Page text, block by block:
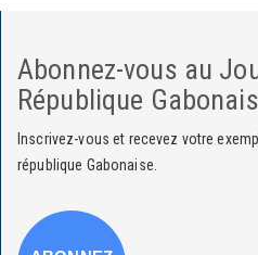
Abonnez-vous au
République
Inscrivez-vous et recevez votre
république Gabonaise.